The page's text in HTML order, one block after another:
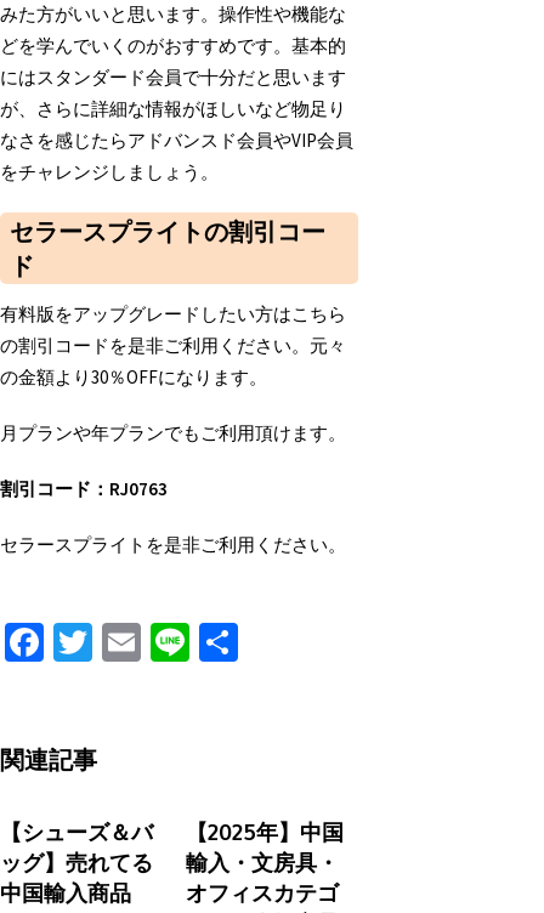
みた方がいいと思います。操作性や機能な
どを学んでいくのがおすすめです。基本的
にはスタンダード会員で十分だと思います
が、さらに詳細な情報がほしいなど物足り
なさを感じたらアドバンスド会員やVIP会員
をチャレンジしましょう。
セラースプライトの割引コー
ド
有料版をアップグレードしたい方はこちら
の割引コードを是非ご利用ください。元々
の金額より30％OFFになります。
月プランや年プランでもご利用頂けます。
割引コード：RJ0763
セラースプライトを是非ご利用ください。
Fa
o
k
T
er
E
Li
関連記事
【シューズ＆バ
ッグ】売れてる
中国輸入商品